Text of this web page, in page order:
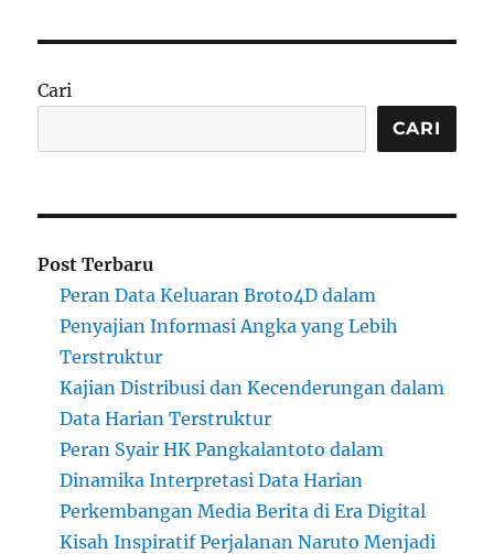
Cari
CARI
Post Terbaru
Peran Data Keluaran Broto4D dalam
Penyajian Informasi Angka yang Lebih
Terstruktur
Kajian Distribusi dan Kecenderungan dalam
Data Harian Terstruktur
Peran Syair HK Pangkalantoto dalam
Dinamika Interpretasi Data Harian
Perkembangan Media Berita di Era Digital
Kisah Inspiratif Perjalanan Naruto Menjadi